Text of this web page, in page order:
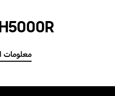
معلومات